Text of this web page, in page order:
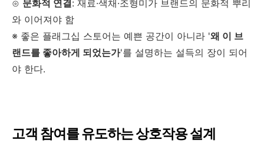
⊙ 문화적 연결: 재료·색채·조형미가 브랜드의 문화적 뿌리
와 이어져야 함
※ 좋은 플래그십 스토어는 예쁜 공간이 아니라 '왜 이 브
랜드를 좋아하게 되었는가'를 설명하는 설득의 장이 되어
야 한다.
고객 참여를 유도하는 상호작용 설계